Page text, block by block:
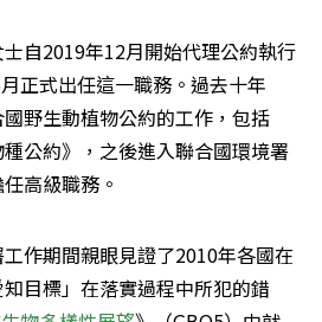
自2019年12月開始代理公約執行
正式出任這一職務。過去十年
野生動植物公約的工作，包括
種公約》，之後進入聯合國環境署
高級職務。
作期間親眼見證了2010年各國在
目標」在落實過程中所犯的錯